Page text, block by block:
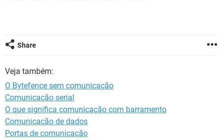
Share
Veja também:
O Bytefence sem comunicação
Comunicação serial
O que significa comunicação com barramento
Comunicação de dados
Portas de comunicação